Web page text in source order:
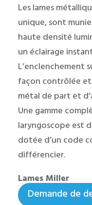
Les lames
unique, sont
haute densité
un éclairage
L’enclenchement
façon contrôlée
métal de part et
Une gamme
laryngoscope est
dotée d’un code
différencier.
Lames Miller
Demande de